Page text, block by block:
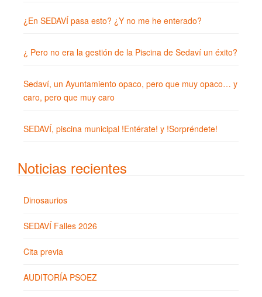
¿En SEDAVÍ pasa esto? ¿Y no me he enterado?
¿ Pero no era la gestión de la Piscina de Sedaví un éxito?
Sedaví, un Ayuntamiento opaco, pero que muy opaco… y
caro, pero que muy caro
SEDAVÍ, piscina municipal !Entérate! y !Sorpréndete!
Noticias recientes
Dinosaurios
SEDAVÍ Falles 2026
Cita previa
AUDITORÍA PSOEZ